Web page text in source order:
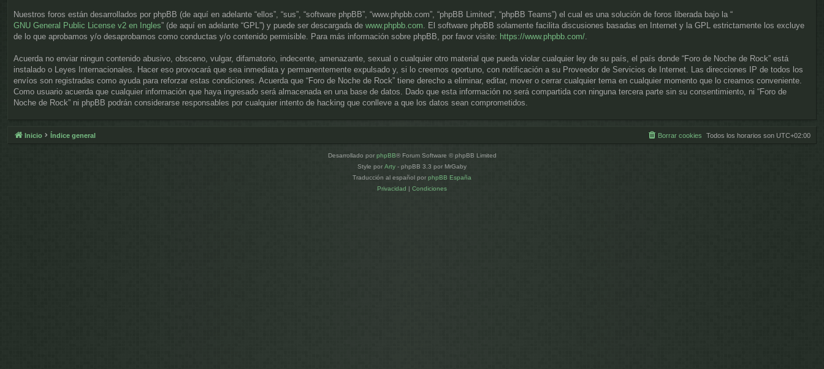
os
Nuestros foros están desarrollados por phpBB (de aquí en adelante “ellos”, “sus”, “software phpBB”, “www.phpbb.com”, “phpBB Limited”, “phpBB Teams”) el cual es una solución de foros liberada bajo la “
GNU General Public License v2 en Ingles” (de aquí en adelante “GPL”) y puede ser descargada de www.phpbb.com . El software phpBB solamente facilita discusiones basadas en Internet y la GPL estrictamente los excluye
de lo que aprobamos y/o desaprobamos como conductas y/o contenido permisible. Para más información sobre phpBB, por favor visite: https://www.phpbb.com/
Acuerda no enviar ningun contenido abusivo, obsceno, vulgar, difamatorio, indecente, amenazante, sexual o cualquier otro material que pueda violar cualquier ley de su país, el país donde “Foro de Noche de Rock” está
instalado o Leyes Internacionales. Hacer eso provocará que sea inmediata y permanentemente expulsado y, si lo creemos oportuno, con notificación a su Proveedor de Servicios de Internet. Las direcciones IP de todos los
envíos son registradas como ayuda para reforzar estas condiciones. Acuerda que “Foro de Noche de Rock” tiene derecho a eliminar, editar, mover o cerrar cualquier tema en cualquier momento que lo creamos conveniente.
Como usuario acuerda que cualquier información que haya ingresado será almacenada en una base de datos. Dado que esta información no será compartida con ninguna tercera parte sin su consentimiento, ni “Foro de
Noche de Rock” ni phpBB podrán considerarse responsables por cualquier intento de hacking que conlleve a que los datos sean comprometidos.
Inicio Índice general Todos los horarios son UTC+02:00
Borrar cookies
Desarrollado por phpBB® Forum Software © phpBB Limited
Style por Arty - phpBB 3.3 por MrGaby
Traducción al español por phpBB España
Privacidad | Condiciones